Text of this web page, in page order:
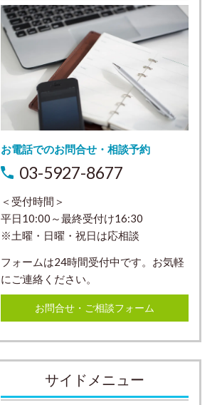
お電話でのお問合せ・相談予約
03-5927-8677
＜受付時間＞
平日10:00～最終受付け16:30
※土曜・日曜・祝日は応相談
フォームは24時間受付中です。お気軽
にご連絡ください。
お問合せ・ご相談フォーム
サイドメニュー